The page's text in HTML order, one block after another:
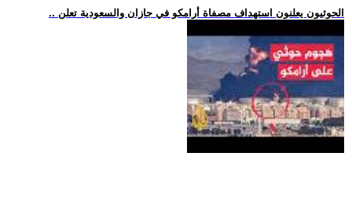
.. الحوثيون يعلنون استهداف مصفاة أرامكو في جازان والسعودية تعلن